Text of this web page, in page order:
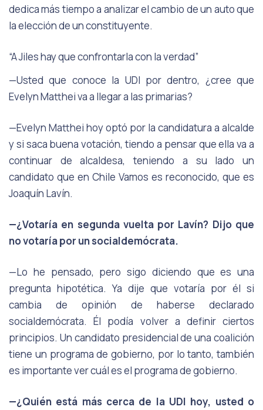
dedica más tiempo a analizar el cambio de un auto que
la elección de un constituyente.
“A Jiles hay que confrontarla con la verdad”
—Usted que conoce la UDI por dentro, ¿cree que
Evelyn Matthei va a llegar a las primarias?
—Evelyn Matthei hoy optó por la candidatura a alcalde
y si saca buena votación, tiendo a pensar que ella va a
continuar de alcaldesa, teniendo a su lado un
candidato que en Chile Vamos es reconocido, que es
Joaquín Lavín.
—¿Votaría en segunda vuelta por Lavín? Dijo que
no votaría por un socialdemócrata.
—Lo he pensado, pero sigo diciendo que es una
pregunta hipotética. Ya dije que votaría por él si
cambia de opinión de haberse declarado
socialdemócrata. Él podía volver a definir ciertos
principios. Un candidato presidencial de una coalición
tiene un programa de gobierno, por lo tanto, también
es importante ver cuál es el programa de gobierno.
—¿Quién está más cerca de la UDI hoy, usted o